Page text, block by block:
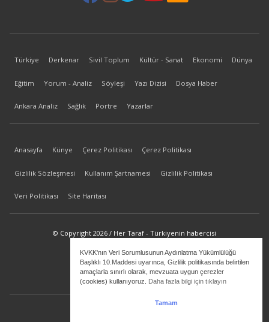
KVKK'nın Veri Sorumlusunun Aydınlatma Yükümlülüğü
Başlıklı 10.Maddesi uyarınca, Gizlilik politikasında belirtilen
amaçlarla sınırlı olarak, mevzuata uygun çerezler
(cookies) kullanıyoruz. Daha fazla bilgi için tıklayın
Tamam
Türkiye Derkenar Sivil Toplum Kültür - Sanat Ekonomi Dünya
Eğitim Yorum - Analiz Söyleşi Yazı Dizisi Dosya Haber
Ankara Analiz Sağlık Portre Yazarlar
Anasayfa Künye Çerez Politikası Çerez Politikası
Gizlilik Sözleşmesi Kullanım Şartnamesi Gizlilik Politikası
Veri Politikası Site Haritası
© Copyright 2026 / Her Taraf - Türkiyenin habercisi
bilgi@hertaraf.com